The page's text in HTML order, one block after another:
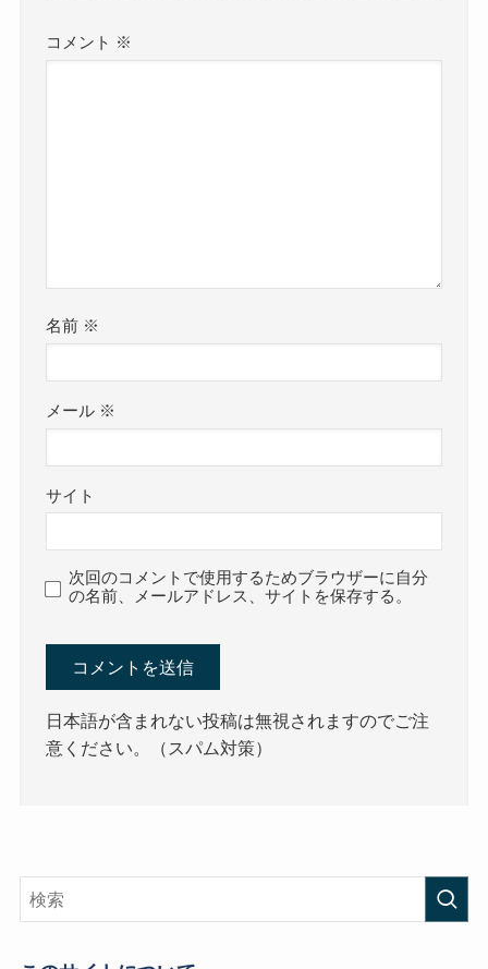
コメント ※
名前 ※
メール ※
サイト
次回のコメントで使用するためブラウザーに自分
の名前、メールアドレス、サイトを保存する。
日本語が含まれない投稿は無視されますのでご注
意ください。（スパム対策）